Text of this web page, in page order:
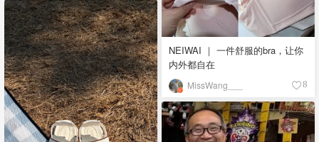
NEIWAI ｜ 一件舒服的bra，让你
内外都自在
MissWang___ 8